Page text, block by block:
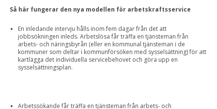
Så här fungerar den nya modellen för arbetskraftsservice
En inledande intervju hålls inom fem dagar från det att
jobbsökningen inleds. Arbetslösa får träffa en tjänsteman från
arbets- och näringsbyrån (eller en kommunal tjänsteman i de
kommuner som deltar i kommunförsöken med sysselsättning) för att
kartlägga det individuella servicebehovet och göra upp en
sysselsättningsplan.
Arbetssökande får träffa en tjänsteman från arbets- och